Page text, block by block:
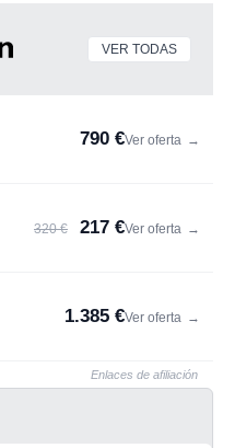
VER TODAS
790 €Ver oferta →
320 € 217 €Ver oferta →
1.385 €Ver oferta →
Enlaces de afiliación